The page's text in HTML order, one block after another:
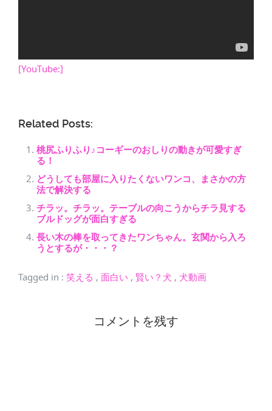
[YouTube:]
Related Posts:
桃尻ふりふり♪コーギーのおしりの動きが可愛すぎ
る！
どうしても部屋に入りたくないワンコ、まさかの方
法で解決する
チラッ。チラッ。テーブルの向こうからチラ見する
ブルドッグが面白すぎる
長い木の棒を取ってきたワンちゃん。玄関から入ろ
うとするが・・・？
Tagged in : 笑える , 面白い , 賢い？犬 , 犬動画
コメントを残す